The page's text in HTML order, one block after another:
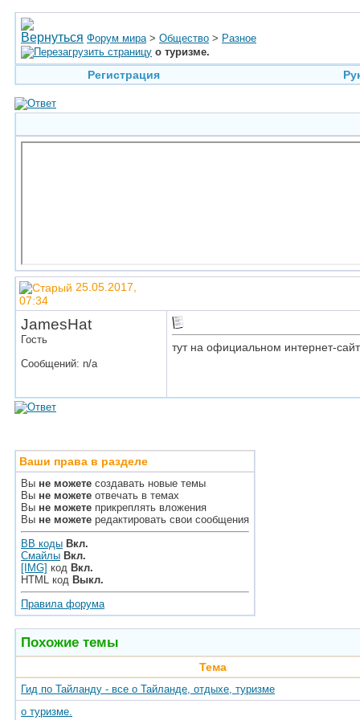
Форум мира > Общество > Разное
о туризме.
Регистрация
25.05.2017,
07:34
JamesHat
Гость
Сообщений: n/a
тут на официальном интернет-
Ваши права в разделе
Вы не можете создавать новые темы
Вы не можете отвечать в темах
Вы не можете прикреплять вложения
Вы не можете редактировать свои сообщения
BB коды Вкл.
Смайлы Вкл.
[IMG] код Вкл.
HTML код Выкл.
Правила форума
Похожие темы
Тема
Гид по Тайланду - все о Тайланде, отдыхе, туризме
о туризме.